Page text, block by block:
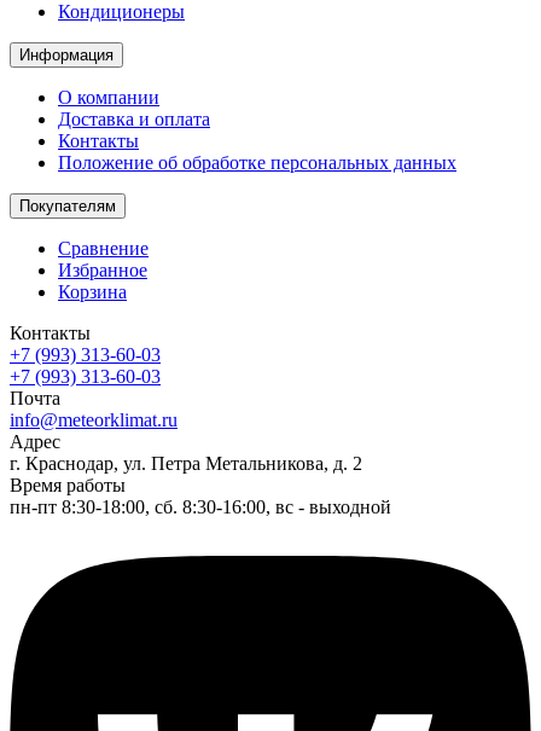
Кондиционеры
Информация
О компании
Доставка и оплата
Контакты
Положение об обработке персональных данных
Покупателям
Сравнение
Избранное
Корзина
Контакты
+7 (993) 313-60-03
+7 (993) 313-60-03
Почта
info@meteorklimat.ru
Адрес
г. Краснодар, ул. Петра Метальникова, д. 2
Время работы
пн-пт 8:30-18:00, сб. 8:30-16:00, вс - выходной